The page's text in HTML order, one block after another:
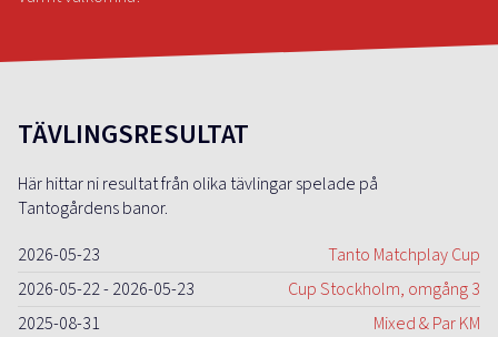
TÄVLINGSRESULTAT
Här hittar ni resultat från olika tävlingar spelade på
Tantogårdens banor.
2026-05-23
Tanto Matchplay Cup
2026-05-22 - 2026-05-23
Cup Stockholm, omgång 3
2025-08-31
Mixed & Par KM